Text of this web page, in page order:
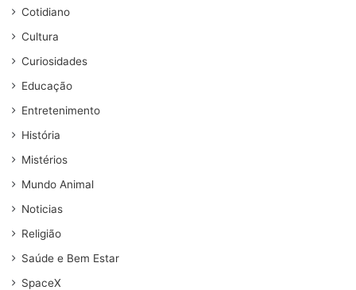
Cotidiano
Cultura
Curiosidades
Educação
Entretenimento
História
Mistérios
Mundo Animal
Noticias
Religião
Saúde e Bem Estar
SpaceX